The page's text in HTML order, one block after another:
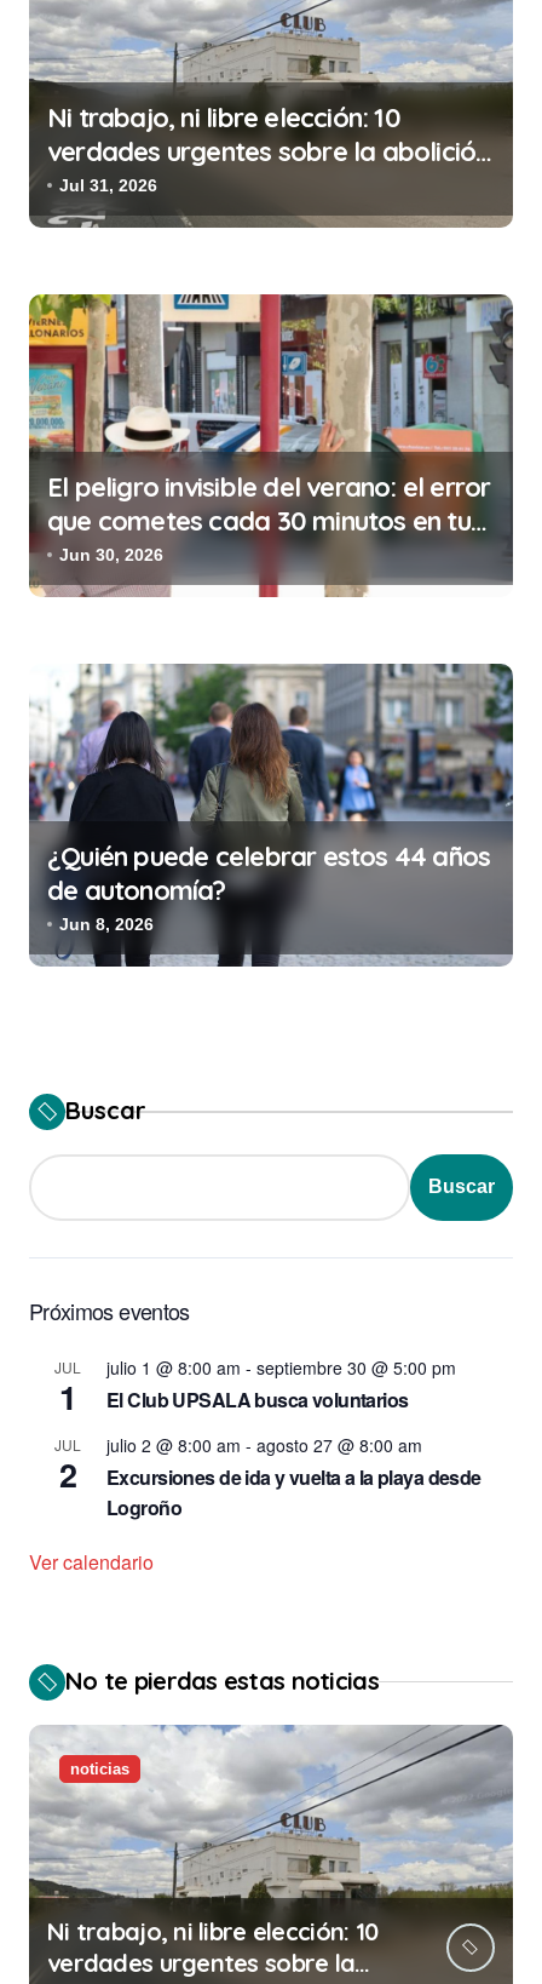
n
d
e
n
a
d
a
s
Ni trabajo, ni libre elección: 10
verdades urgentes sobre la abolición
de la prostitución
Jul 31, 2026
El peligro invisible del verano: el error
que cometes cada 30 minutos en tu
trabajo (y la ilegalidad que te puede
costar la vida)
Jun 30, 2026
¿Quién puede celebrar estos 44 años
de autonomía?
Jun 8, 2026
Buscar
Buscar
Próximos eventos
JUL
1
julio 1 @ 8:00 am - septiembre 30 @ 5:00 pm
El Club UPSALA busca voluntarios
JUL
2
julio 2 @ 8:00 am - agosto 27 @ 8:00 am
Excursiones de ida y vuelta a la playa desde
Logroño
Ver calendario
No te pierdas estas noticias
noticias
Ni trabajo, ni libre elección: 10
verdades urgentes sobre la